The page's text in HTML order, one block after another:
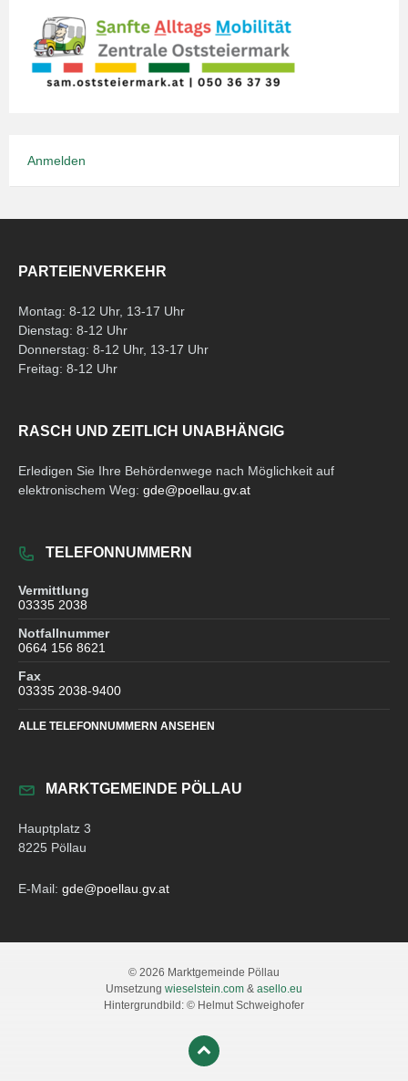
Anmelden
PARTEIENVERKEHR
Montag: 8-12 Uhr, 13-17 Uhr
Dienstag: 8-12 Uhr
Donnerstag: 8-12 Uhr, 13-17 Uhr
Freitag: 8-12 Uhr
RASCH UND ZEITLICH UNABHÄNGIG
Erledigen Sie Ihre Behördenwege nach Möglichkeit auf
elektronischem Weg: gde@poellau.gv.at
TELEFONNUMMERN
Vermittlung
03335 2038
Notfallnummer
0664 156 8621
Fax
03335 2038-9400
ALLE TELEFONNUMMERN ANSEHEN
MARKTGEMEINDE PÖLLAU
Hauptplatz 3
8225 Pöllau
E-Mail: gde@poellau.gv.at
© 2026 Marktgemeinde Pöllau
Umsetzung wieselstein.com & asello.eu
Hintergrundbild: © Helmut Schweighofer